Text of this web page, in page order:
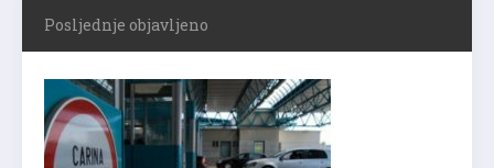
Posljednje objavljeno